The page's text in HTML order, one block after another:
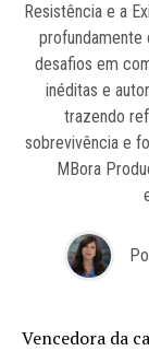
Resistência e a
profundamente
desafios em
inéditas e
trazendo
sobrevivência e
MBora
Vencedora da